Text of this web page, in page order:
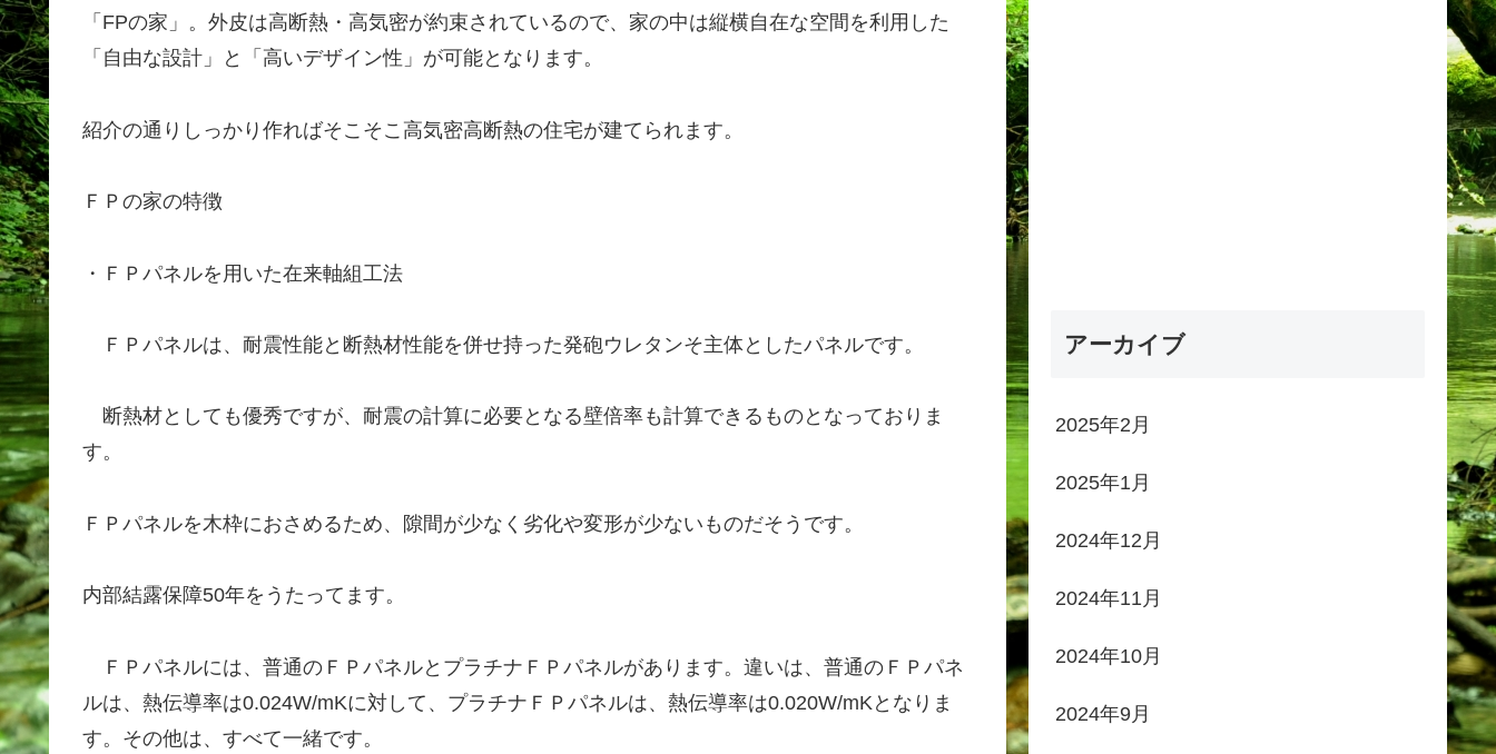
「FPの家」。外皮は高断熱・高気密が約束されているので、家の中は縦横自在な空間を利用した
「自由な設計」と「高いデザイン性」が可能となります。
紹介の通りしっかり作ればそこそこ高気密高断熱の住宅が建てられます。
ＦＰの家の特徴
・ＦＰパネルを用いた在来軸組工法
ＦＰパネルは、耐震性能と断熱材性能を併せ持った発砲ウレタンそ主体としたパネルです。
断熱材としても優秀ですが、耐震の計算に必要となる壁倍率も計算できるものとなっておりま
す。
ＦＰパネルを木枠におさめるため、隙間が少なく劣化や変形が少ないものだそうです。
内部結露保障50年をうたってます。
ＦＰパネルには、普通のＦＰパネルとプラチナＦＰパネルがあります。違いは、普通のＦＰパネ
ルは、熱伝導率は0.024W/mKに対して、プラチナＦＰパネルは、熱伝導率は0.020W/mKとなりま
す。その他は、すべて一緒です。
アーカイブ
2025年2月
2025年1月
2024年12月
2024年11月
2024年10月
2024年9月